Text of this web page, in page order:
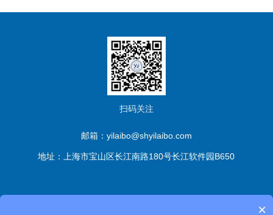
扫码关注
邮箱：yilaibo@shyilaibo.com
地址：上海市宝山区长江南路180号长江软件园B650
×